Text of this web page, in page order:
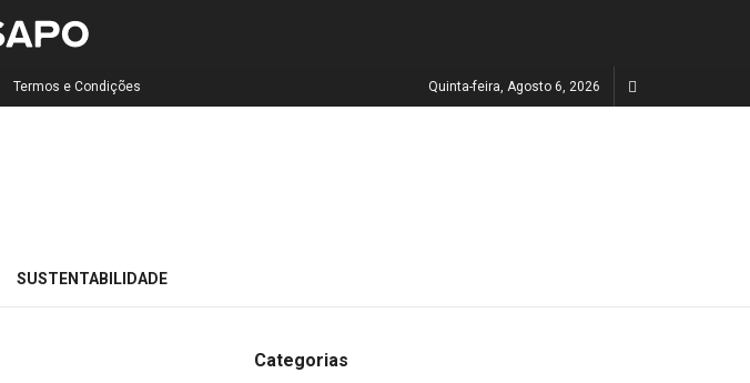
Termos e Condições Quinta-feira, Agosto 6, 2026
SUSTENTABILIDADE
Categorias